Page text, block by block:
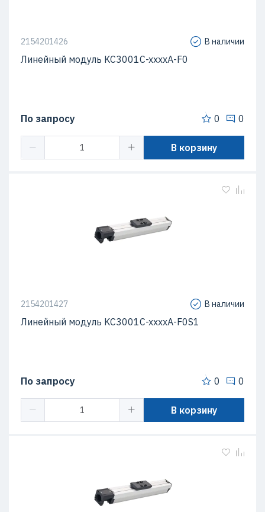
2154201426 В наличии
Линейный модуль KC3001C-xxxxA-F0
По запросу 0 0
В корзину
2154201427 В наличии
Линейный модуль KC3001C-xxxxA-F0S1
По запросу 0 0
В корзину